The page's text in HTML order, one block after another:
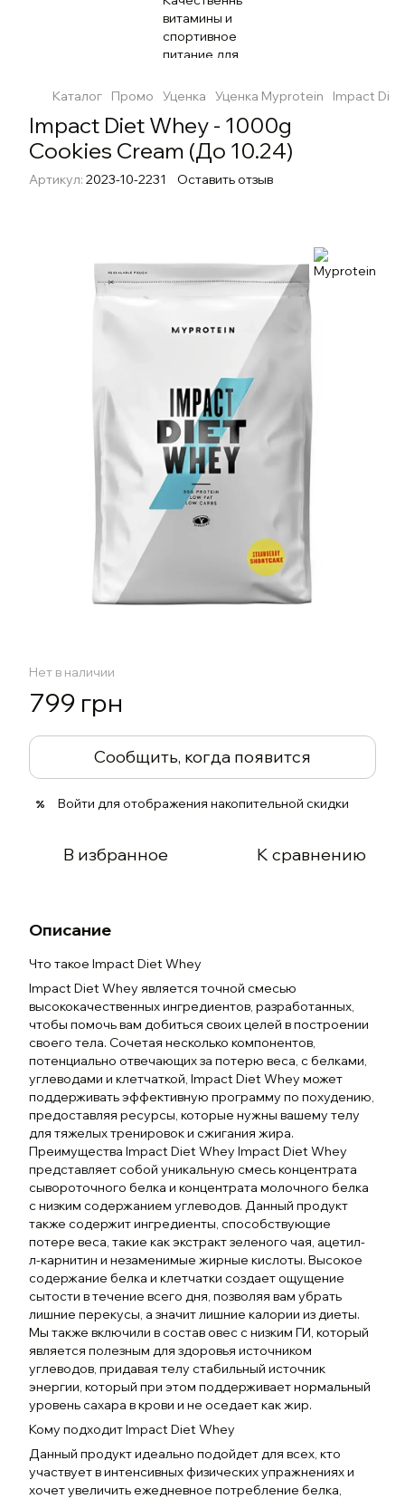
Каталог Промо Уценка Уценка Myprotein Impact
Impact Diet Whey - 1000g
Cookies Cream (До 10.24)
Артикул: 2023-10-2231 Оставить отзыв
Нет в наличии
799 грн
Сообщить, когда появится
% Войти для отображения накопительной скидки
В избранное К сравнению
Описание
Что такое Impact Diet Whey
Impact Diet Whey является точной смесью
высококачественных ингредиентов, разработанных,
чтобы помочь вам добиться своих целей в построении
своего тела. Сочетая несколько компонентов,
потенциально отвечающих за потерю веса, с белками,
углеводами и клетчаткой, Impact Diet Whey может
поддерживать эффективную программу по похудению,
предоставляя ресурсы, которые нужны вашему телу
для тяжелых тренировок и сжигания жира.
Преимущества Impact Diet Whey Impact Diet Whey
представляет собой уникальную смесь концентрата
сывороточного белка и концентрата молочного белка
с низким содержанием углеводов. Данный продукт
также содержит ингредиенты, способствующие
потере веса, такие как экстракт зеленого чая, ацетил-
л-карнитин и незаменимые жирные кислоты. Высокое
содержание белка и клетчатки создает ощущение
сытости в течение всего дня, позволяя вам убрать
лишние перекусы, а значит лишние калории из диеты.
Мы также включили в состав овес с низким ГИ, который
является полезным для здоровья источником
углеводов, придавая телу стабильный источник
энергии, который при этом поддерживает нормальный
уровень сахара в крови и не оседает как жир.
Кому подходит Impact Diet Whey
Данный продукт идеально подойдет для всех, кто
участвует в интенсивных физических упражнениях и
хочет увеличить ежедневное потребление белка,